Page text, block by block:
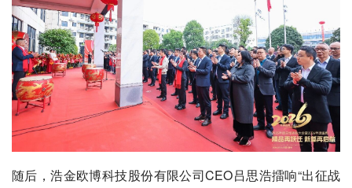
随后，浩金欧博科技股份有限公司CEO吕思浩擂响“出征战